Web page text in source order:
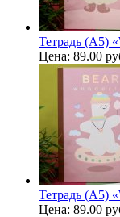
Тетрадь (A5)
Цена: 89.00
Тетрадь (A5)
Цена: 89.00